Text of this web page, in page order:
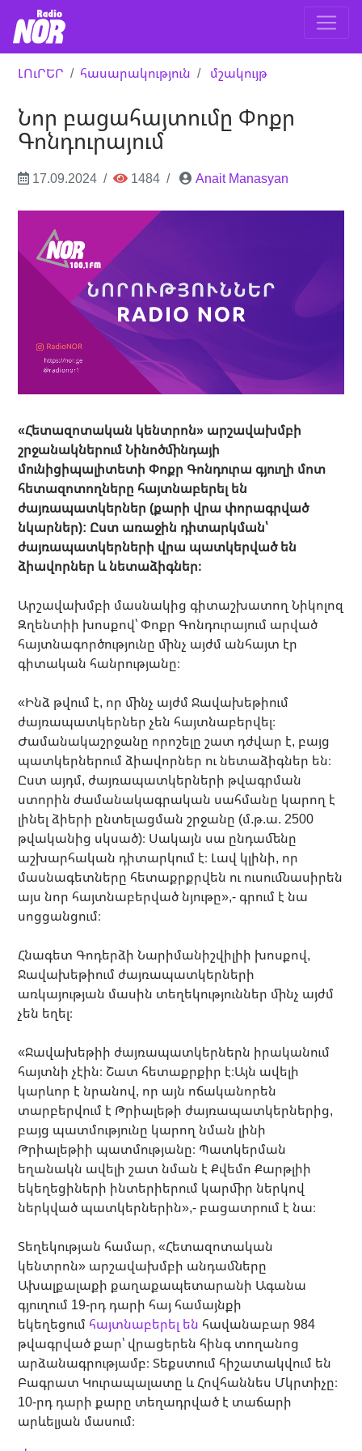
ԼՈւՐԵՐ հասարակություն մշակույթ
Նոր բացահայտումը Փոքր
Գոնդուրայում
17.09.2024 1484 Anait Manasyan
«Հետազոտական կենտրոն» արշավախմբի
շրջանակներում Նինոծմինդայի
մունիցիպալիտետի Փոքր Գոնդուրա գյուղի մոտ
հետազոտողները հայտնաբերել են
ժայռապատկերներ (քարի վրա փորագրված
նկարներ): Ըստ առաջին դիտարկման՝
ժայռապատկերների վրա պատկերված են
ձիավորներ և նետաձիգներ։
Արշավախմբի մասնակից գիտաշխատող Նիկոլոզ
Զղենտիի խոսքով՝ Փոքր Գոնդուրայում արված
հայտնագործությունը մինչ այժմ անհայտ էր
գիտական հանրությանը։
«Ինձ թվում է, որ մինչ այժմ Ջավախեթիում
ժայռապատկերներ չեն հայտնաբերվել։
Ժամանակաշրջանը որոշելը շատ դժվար է, բայց
պատկերներում ձիավորներ ու նետաձիգներ են։
Ըստ այդմ, ժայռապատկերների թվագրման
ստորին ժամանակագրական սահմանը կարող է
լինել ձիերի ընտելացման շրջանը (մ.թ.ա. 2500
թվականից սկսած)։ Սակայն սա ընդամենը
աշխարհական դիտարկում է։ Լավ կլինի, որ
մասնագետները հետաքրքրվեն ու ուսումնասիրեն
այս նոր հայտնաբերված նյութը»,- գրում է նա
սոցցանցում։
Հնագետ Գոդերձի Նարիմանիշվիլիի խոսքով,
Ջավախեթիում ժայռապատկերների
առկայության մասին տեղեկություններ մինչ այժմ
չեն եղել։
«Ջավախեթիի ժայռապատկերներն իրականում
հայտնի չէին։ Շատ հետաքրքիր է։Այն ավելի
կարևոր է նրանով, որ այն ոճականորեն
տարբերվում է Թրիալեթի ժայռապատկերներից,
բայց պատմությունը կարող նման լինի
Թրիալեթիի պատմությանը։ Պատկերման
եղանակն ավելի շատ նման է Քվեմո Քարթլիի
եկեղեցիների ինտերիերում կարմիր ներկով
ներկված պատկերներին»,- բացատրում է նա։
Տեղեկության համար, «Հետազոտական
կենտրոն» արշավախմբի անդամները
Ախալքալաքի քաղաքապետարանի Ագանա
գյուղում 19-րդ դարի հայ համայնքի
եկեղեցում հայտնաբերել են հավանաբար 984
թվագրված քար՝ վրացերեն հինգ տողանոց
արձանագրությամբ։ Տեքստում հիշատակվում են
Բագրատ Կուրապալատը և Հովհաննես Մկրտիչը։
10-րդ դարի քարը տեղադրված է տաճարի
արևելյան մասում։